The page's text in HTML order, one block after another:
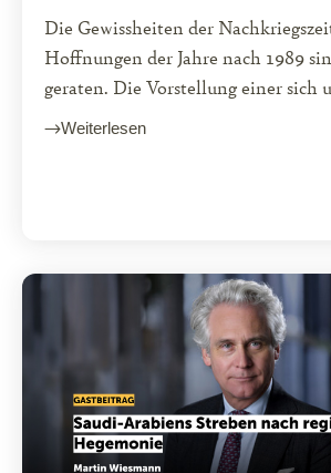
Die Gewissheiten der
Hoffnungen der Jahre nach 1989
geraten. Die Vorstellung einer sich
Weiterlesen